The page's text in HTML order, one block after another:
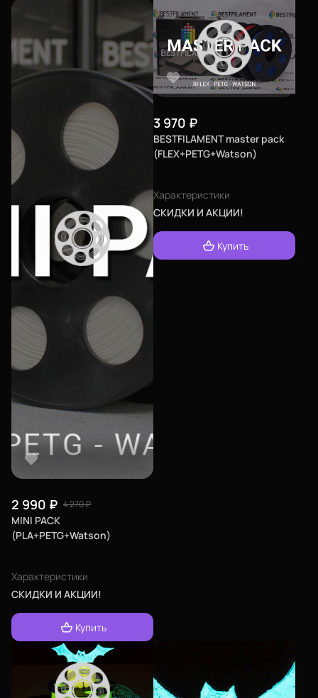
2 990 ₽ 4 270₽
MINI PACK
(PLA+PETG+Watson)
Характеристики
СКИДКИ И АКЦИИ!
Купить
3 970 ₽
BESTFILAMENT master pack
(FLEX+PETG+Watson)
Характеристики
СКИДКИ И АКЦИИ!
Купить